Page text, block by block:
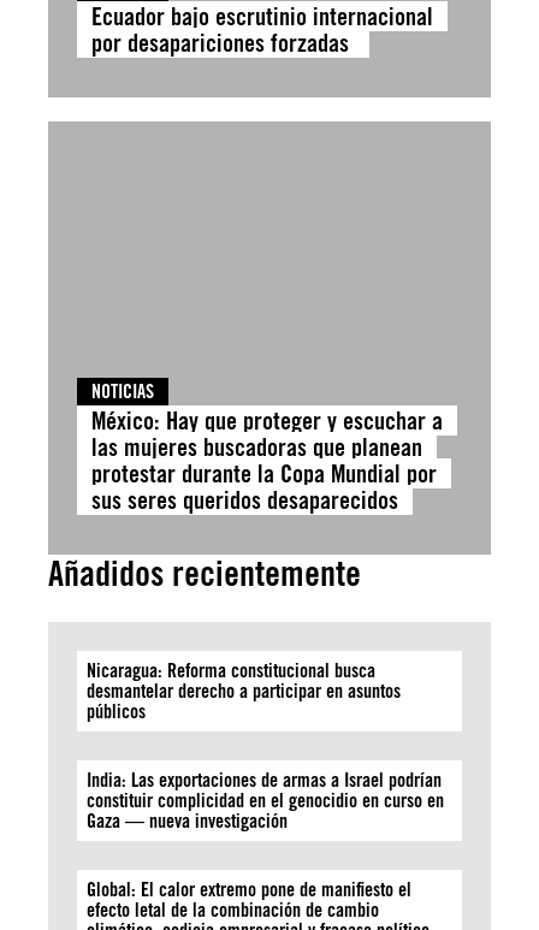
Ecuador bajo escrutinio internacional
por desapariciones forzadas
NOTICIAS
México: Hay que proteger y escuchar a
las mujeres buscadoras que planean
protestar durante la Copa Mundial por
sus seres queridos desaparecidos
Añadidos recientemente
Nicaragua: Reforma constitucional busca
desmantelar derecho a participar en asuntos
públicos
India: Las exportaciones de armas a Israel podrían
constituir complicidad en el genocidio en curso en
Gaza — nueva investigación
Global: El calor extremo pone de manifiesto el
efecto letal de la combinación de cambio